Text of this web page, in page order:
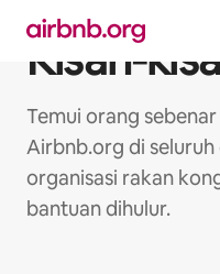
Kisah-
Temui orang
Airbnb.org di
organisasi rakan
bantuan dihulur.